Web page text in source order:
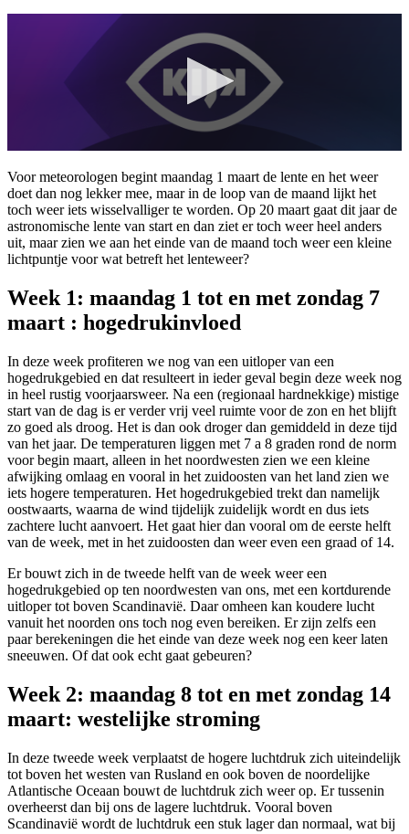
Voor meteorologen begint maandag 1 maart de lente en het weer
doet dan nog lekker mee, maar in de loop van de maand lijkt het
toch weer iets wisselvalliger te worden. Op 20 maart gaat dit jaar de
astronomische lente van start en dan ziet er toch weer heel anders
uit, maar zien we aan het einde van de maand toch weer een kleine
lichtpuntje voor wat betreft het lenteweer?
Week 1: maandag 1 tot en met zondag 7
maart : hogedrukinvloed
In deze week profiteren we nog van een uitloper van een
hogedrukgebied en dat resulteert in ieder geval begin deze week nog
in heel rustig voorjaarsweer. Na een (regionaal hardnekkige) mistige
start van de dag is er verder vrij veel ruimte voor de zon en het blijft
zo goed als droog. Het is dan ook droger dan gemiddeld in deze tijd
van het jaar. De temperaturen liggen met 7 a 8 graden rond de norm
voor begin maart, alleen in het noordwesten zien we een kleine
afwijking omlaag en vooral in het zuidoosten van het land zien we
iets hogere temperaturen. Het hogedrukgebied trekt dan namelijk
oostwaarts, waarna de wind tijdelijk zuidelijk wordt en dus iets
zachtere lucht aanvoert. Het gaat hier dan vooral om de eerste helft
van de week, met in het zuidoosten dan weer even een graad of 14.
Er bouwt zich in de tweede helft van de week weer een
hogedrukgebied op ten noordwesten van ons, met een kortdurende
uitloper tot boven Scandinavië. Daar omheen kan koudere lucht
vanuit het noorden ons toch nog even bereiken. Er zijn zelfs een
paar berekeningen die het einde van deze week nog een keer laten
sneeuwen. Of dat ook echt gaat gebeuren?
Week 2: maandag 8 tot en met zondag 14
maart: westelijke stroming
In deze tweede week verplaatst de hogere luchtdruk zich uiteindelijk
tot boven het westen van Rusland en ook boven de noordelijke
Atlantische Oceaan bouwt de luchtdruk zich weer op. Er tussenin
overheerst dan bij ons de lagere luchtdruk. Vooral boven
Scandinavië wordt de luchtdruk een stuk lager dan normaal, wat bij